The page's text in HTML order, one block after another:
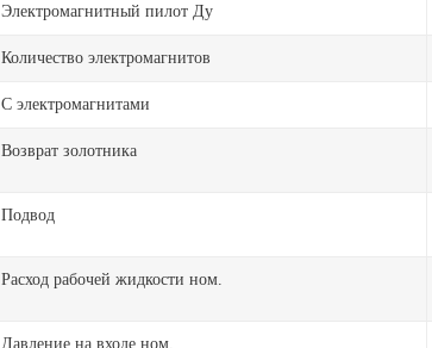
Электромагнитный пилот Ду
Количество электромагнитов
С электромагнитами
Возврат золотника
Подвод
Расход рабочей жидкости ном.
Давление на входе ном.